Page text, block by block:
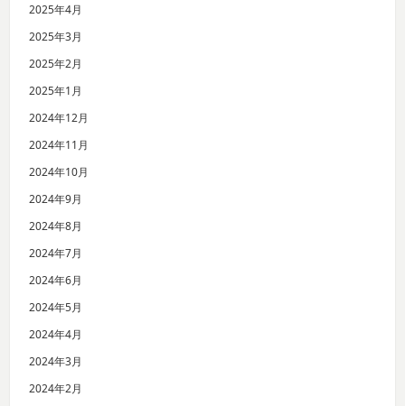
2025年4月
2025年3月
2025年2月
2025年1月
2024年12月
2024年11月
2024年10月
2024年9月
2024年8月
2024年7月
2024年6月
2024年5月
2024年4月
2024年3月
2024年2月